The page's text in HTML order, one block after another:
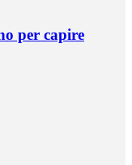
per capire